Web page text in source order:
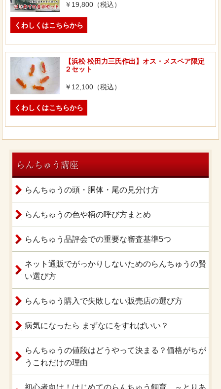
￥19,800（税込）
くわしくはこちらから
【浜松 松田力三氏作出】オス・メスペア限定
２セット
￥12,100（税込）
くわしくはこちらから
らんちゅう講座
らんちゅうの頭・胴体・尾の見分け方
らんちゅうの色や柄の呼び方まとめ
らんちゅう品評会での重要な審査基準5つ
ネット通販でがっかりしないためのらんちゅうの賢
い選び方
らんちゅう購入で失敗しない販売店の選び方
病気になったら まずなにをすればいい？
らんちゅうの値段はどうやって決まる？価格がちが
うこれだけの理由
初心者向け！はじめてのらんちゅう飼育 ～とりあ